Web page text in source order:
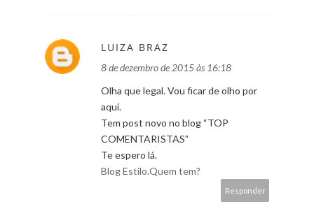
LUIZA BRAZ
8 de dezembro de 2015 às 16:18
Olha que legal. Vou ficar de olho por
aqui.
Tem post novo no blog “TOP
COMENTARISTAS”
Te espero lá.
Blog Estilo.Quem tem?
Responder